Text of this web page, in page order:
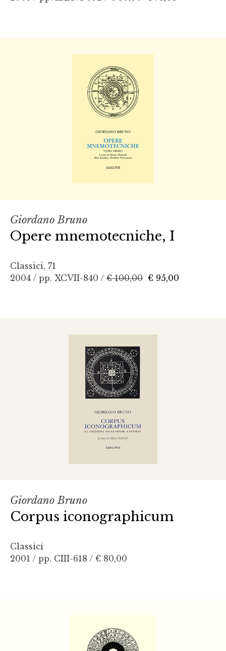
Giordano Bruno
Opere mnemotecniche, I
Classici, 71
2004 / pp. XCVII-840 / € 100,00 € 95,00
Giordano Bruno
Corpus iconographicum
Classici
2001 / pp. CIII-618 / € 80,00